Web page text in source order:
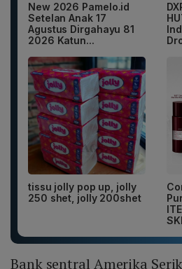
New 2026 Pamelo.id
Setelan Anak 17
Agustus Dirgahayu 81
2026 Katun...
tissu jolly pop up, jolly
250 shet, jolly 200shet
Bank sentral Amerika